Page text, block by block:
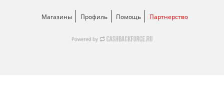
Магазины Профиль Помощь Партнерство